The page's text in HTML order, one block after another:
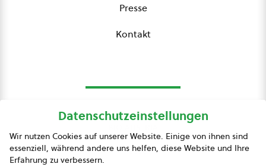
Presse
Kontakt
Presse
Datenschutzeinstellungen
Wir nutzen Cookies auf unserer Website. Einige von ihnen sind
essenziell, während andere uns helfen, diese Website und Ihre
Erfahrung zu verbessern.